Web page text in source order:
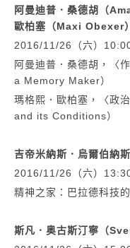
阿曼迪普．桑德胡（
歐柏塞（Maxi Obexer）
2016/11/26（六）
阿曼迪普．桑德胡，〈
a Memory Maker）
瑪格熙．歐柏塞，〈政
and its Conditions）
吉帝米納斯．烏爾伯納
2016/11/26（六）
精神之家：巴拉德科技
斯凡．奥古斯汀寧（